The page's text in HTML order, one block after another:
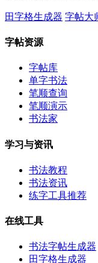
田字格生成器 字帖大
字帖资源
字帖库
单字书法
笔顺查询
笔顺演示
书法家
学习与资讯
书法教程
书法资讯
练字工具推荐
在线工具
书法字帖生成器
田字格生成器